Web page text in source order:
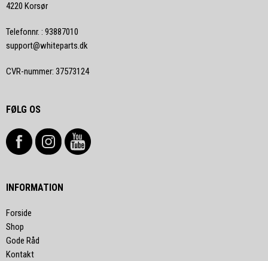
4220 Korsør
Telefonnr. : 93887010
support@whiteparts.dk
CVR-nummer: 37573124
FØLG OS
INFORMATION
Forside
Shop
Gode Råd
Kontakt